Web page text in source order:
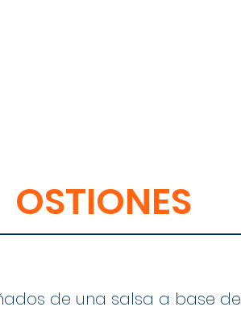
OSTIONES
de una salsa a base de